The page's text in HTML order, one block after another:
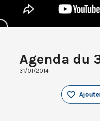
Agenda du
31/01/2014